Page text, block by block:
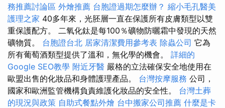
務推薦討論區 外燴推薦 台胞證過期怎麼辦？ 縮小毛孔醫美
護理之家 40多年來，光胚層一直在保護所有皮膚類型以雙
重保護配方。 二氧化鈦是每100％礦物防曬霜中發現的天然
礦物質。 台胞證台北 居家清潔費用參考表 除蟲公司 它為
所有葡萄酒類型提供了溫和，無化學的機會。 詳細的
Google SEO教學 附近牙醫 嚴格的立法確保安全地使用在
歐盟出售的化妝品和身體護理產品。 台灣按摩服務 公司，
國家和歐洲監管機構負責維護化妝品的安全性。 台灣土葬
的現況與政策 自助式餐點外燴 台中搬家公司推薦 什麼是卡